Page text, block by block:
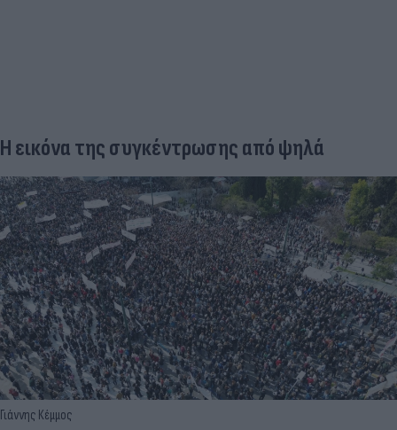
Η εικόνα της συγκέντρωσης από ψηλά
Γιάννης Κέμμος